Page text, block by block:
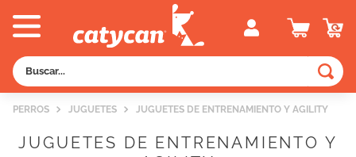
Buscar...
PERROS JUGUETES JUGUETES DE ENTRENAMIENTO Y AGILITY
JUGUETES DE ENTRENAMIENTO Y
2.
royal canin